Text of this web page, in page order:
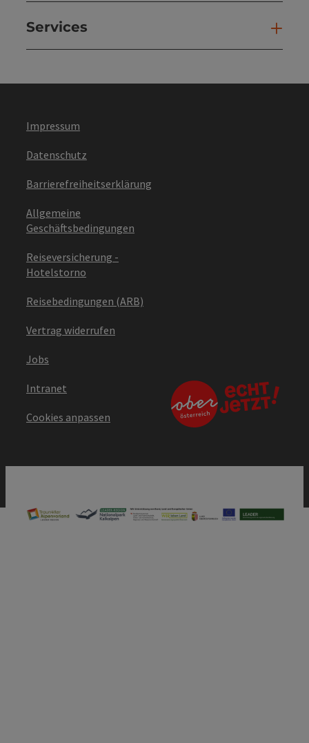
Services
Impressum
Datenschutz
Barrierefreiheitserklärung
Allgemeine
Geschäftsbedingungen
Reiseversicherung -
Hotelstorno
Reisebedingungen (ARB)
Vertrag widerrufen
Jobs
Intranet
Cookies anpassen